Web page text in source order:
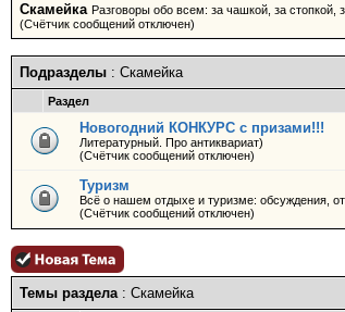
Скамейка Разговоры обо всем: за чашкой, за стопкой,
(Счётчик сообщений отключен)
Подразделы : Скамейка
Раздел
Новогодний КОНКУРС с призами!!!
Литературный. Про антиквариат)
(Счётчик сообщений отключен)
Туризм
Всё о нашем отдыхе и туризме: обсуждения,
(Счётчик сообщений отключен)
Темы раздела: Скамейка